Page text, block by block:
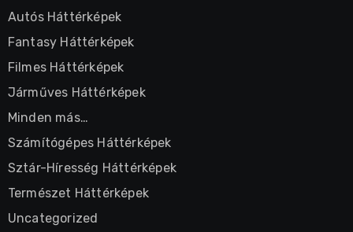
Autós Háttérképek
Fantasy Háttérképek
Filmes Háttérképek
Járműves Háttérképek
Minden más…
Számítógépes Háttérképek
Sztár-Híresség Háttérképek
Természet Háttérképek
Uncategorized